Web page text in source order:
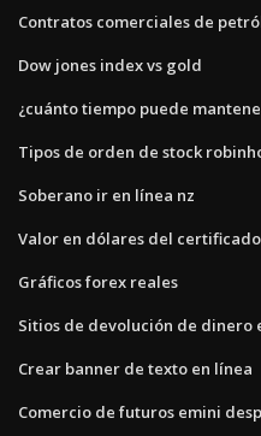
Contratos comerciales de
Dow jones index vs gold
¿cuánto tiempo puede
Tipos de orden de stock
Soberano ir en línea nz
Valor en dólares del
Gráficos forex reales
Sitios de devolución de dinero
Crear banner de texto en línea
Comercio de futuros emini